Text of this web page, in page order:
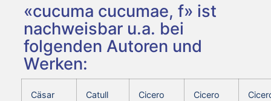
«cucuma cucumae, f» ist
nachweisbar u.a. bei
folgenden Autoren und
Werken:
Cäsar
Catull
Cicero
Cicero